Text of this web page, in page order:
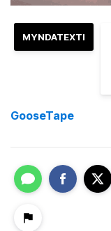
MYNDATEXTI
GooseTape